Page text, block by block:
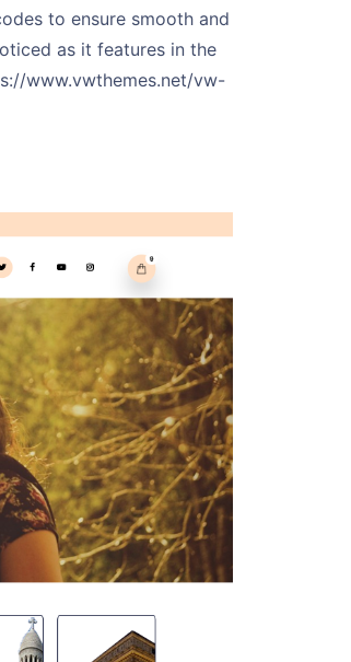
to ensure smooth and
as it features in the
www.vwthemes.net/vw-